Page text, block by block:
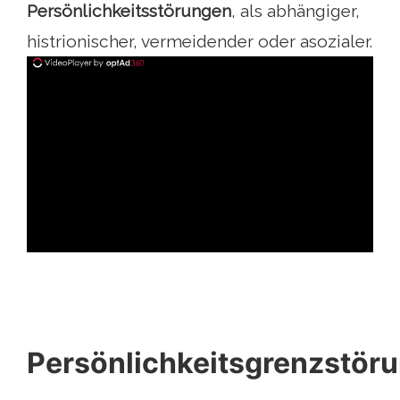
Persönlichkeitsstörungen, als abhängiger,
histrionischer, vermeidender oder asozialer.